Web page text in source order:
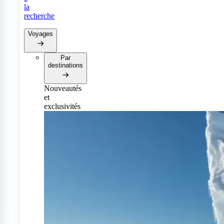
la
recherche
Voyages
Par
destinations
Nouveautés
et
exclusivités